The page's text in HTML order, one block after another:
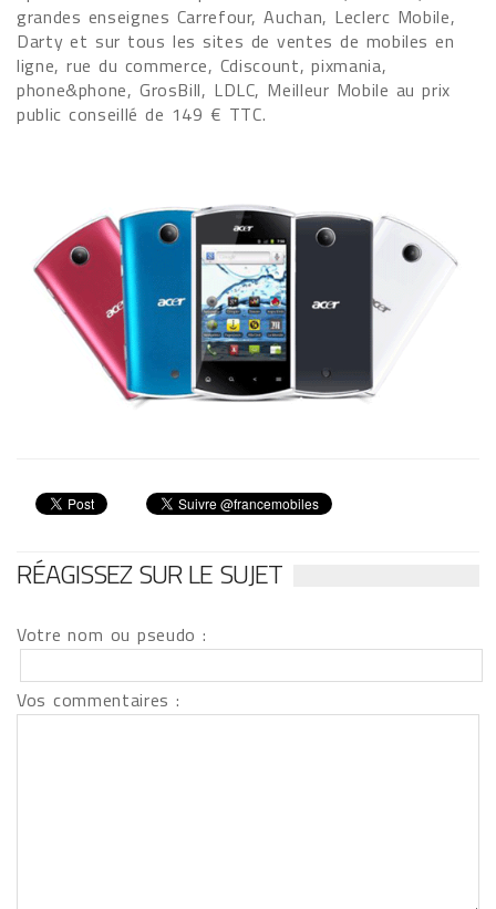
grandes enseignes Carrefour, Auchan, Leclerc Mobile,
Darty et sur tous les sites de ventes de mobiles en
ligne, rue du commerce, Cdiscount, pixmania,
phone&phone, GrosBill, LDLC, Meilleur Mobile au prix
public conseillé de 149 € TTC.
RÉAGISSEZ SUR LE SUJET
Votre nom ou pseudo :
Vos commentaires :